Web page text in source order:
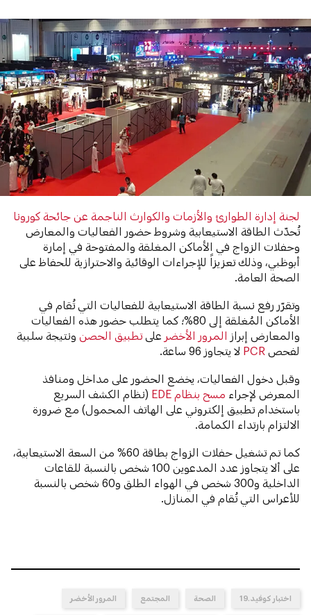
لجنة إدارة الطوارئ والأزمات والكوارث الناجمة عن جائحة كورونا
تُحدّث الطاقة الاستيعابية وشروط حضور الفعاليات والمعارض
وحفلات الزواج في الأماكن المغلقة والمفتوحة في إمارة
أبوظبي، وذلك تعزيزاً للإجراءات الوقائية والاحترازية للحفاظ على
الصحة العامة.
وتقرّر رفع نسبة الطاقة الاستيعابية للفعاليات التي تُقام في
الأماكن المُغلقة إلى 80%؛ كما يتطلب حضور هذه الفعاليات
والمعارض إبراز المرور الأخضرعلى تطبيق الحصنونتيجة سلبية
لفحصPCRلا يتجاوز 96 ساعة.
وقبل دخول الفعاليات، يخضع الحضور على مداخل ومنافذ
المعرض لإجراء مسح بنظام EDE
(نظام الكشف السريع
باستخدام تطبيق إلكتروني على الهاتف المحمول) مع ضرورة
الالتزام بارتداء الكمامة.
كما تم تشغيل حفلات الزواج بطاقة 60% من السعة الاستيعابية،
على ألا يتجاوز عدد المدعوين 100 شخص بالنسبة للقاعات
الداخلية و300 شخص في الهواء الطلق و60 شخص بالنسبة
للأعراس التي تُقام في المنازل.
اختبار كوفيد ـ19 الصحة المجتمع المرور الأخضر